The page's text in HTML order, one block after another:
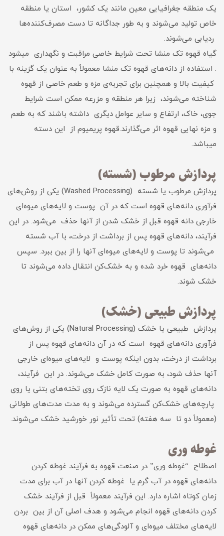
یک منطقه جغرافیایی معین مانند یک کشور، استان یا منطقه
خاص تولید می‌شوند و به طور جداگانه تا دست مصرف‌کننده‌ها
ردیابی می‌شوند.
گیاه قهوه تک منشا تحت شرایط خاصی مراقبت و نگهداری میشود
. استفاده از دانه‌های قهوه تک منشا معمولاً به عنوان یک گزینه با
کیفیت بالا و همچنین برای تجربه‌ی مزه و طعم خاصی از قهوه
شناخته می‌شوند، زیرا هر منطقه و مزرعه ممکن است شرایط
جوی، خاک، ارتفاع و سایر عوامل دیگری داشته باشند که به طعم
و مزه نهایی قهوه اثر می‌گذارند.قهوه پریمیوم از این دسته
میباشد.
پردازش مرطوب (شسته)
پردازش مرطوب یا شسته (Washed Processing) یکی از روش‌های
فرآوری دانه‌های قهوه است که در آن پوست و لایه‌های میوه‌ای
خارجی دانه قهوه قبل از خشک شدن از آنها حذف می‌شود. در این
فرآیند، دانه‌های قهوه پس از برداشت از درخت، با آب شسته
می‌شوند تا پوست و لایه‌های میوه‌ای آنها را از بین ببرد. سپس
دانه‌های قهوه خرد شده و به خشک‌کن انتقال داده می‌شوند تا
خشک شوند.
پردازش طبیعی (خشک)
پردازش طبیعی یا خشک (Natural Processing) یکی از روش‌های
فرآوری دانه‌های قهوه است که در آن دانه‌های قهوه پس از
برداشت از درخت، بدون اینکه پوست و لایه‌های میوه‌ای خارجی
آنها حذف شود، به صورت کامل خشک می‌شوند. در این فرآیند،
دانه‌های قهوه به صورت یک لایه نازک روی تخته‌های بتنی یا روی
پارچه‌های خشک‌کن گسترده می‌شوند و به مدت مدت‌های طولانی
(معمولاً دو تا سه هفته) تحت تأثیر نور خورشید خشک می‌شوند.
غوطه وری
اصطلاح “غوطه وری” در صنعت قهوه به فرآیند غوطه کردن
دانه‌های قهوه در آب گرم یا غوطه کردن آنها در آب برای مدت
زمان کوتاه اشاره دارد. این فرآیند معمولاً قبل از فرآیند خشک
کردن دانه‌های قهوه انجام می‌شود و هدف اصلی آن از بین بردن
لایه‌های مختلف میوه‌ای و آلودگی‌های ممکن در دانه‌های قهوه